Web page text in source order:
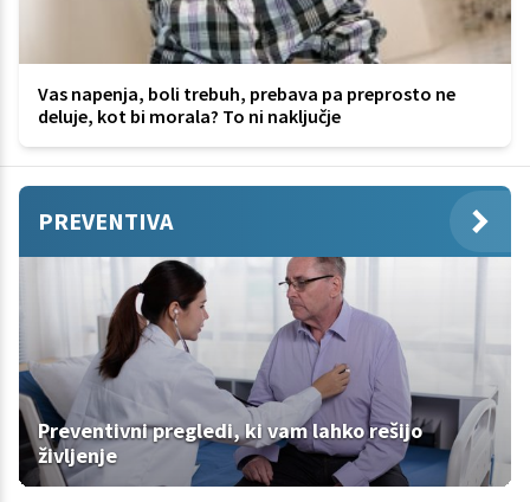
Vas napenja, boli trebuh, prebava pa preprosto ne
deluje, kot bi morala? To ni naključje
PREVENTIVA
Preventivni pregledi, ki vam lahko rešijo
življenje